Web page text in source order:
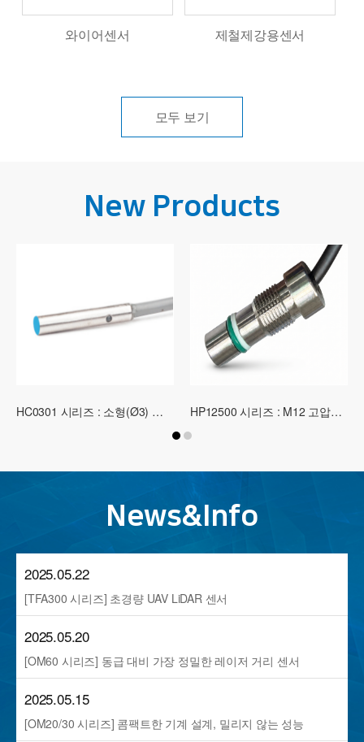
와이어센서 제철제강용센서
모두 보기
New Products
HC0301 시리즈 : 소형(Ø3) 근접 센서 HP12500 시리즈 : M12 고압용(500Bar) 근접 센서
News&Info
2025.05.22
[TFA300 시리즈] 초경량 UAV LiDAR 센서
2025.05.20
[OM60 시리즈] 동급 대비 가장 정밀한 레이저 거리 센서
2025.05.15
[OM20/30 시리즈] 콤팩트한 기계 설계, 밀리지 않는 성능